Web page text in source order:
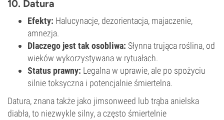
10. Datura
Efekty: Halucynacje, dezorientacja, majaczenie,
amnezja.
Dlaczego jest tak osobliwa: Słynna trująca roślina, od
wieków wykorzystywana w rytuałach.
Status prawny: Legalna w uprawie, ale po spożyciu
silnie toksyczna i potencjalnie śmiertelna.
Datura, znana także jako jimsonweed lub trąba anielska
diabła, to niezwykle silny, a często śmiertelnie